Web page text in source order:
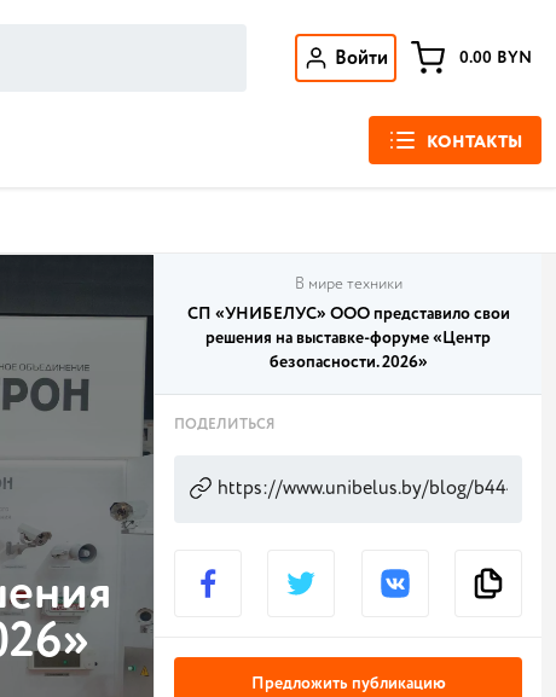
Войти 0.00 BYN
КОНТАКТЫ
В мире техники
СП «УНИБЕЛУС» ООО представило свои
решения на выставке-форуме «Центр
безопасности. 2026»
ПОДЕЛИТЬСЯ
Предложить публикацию